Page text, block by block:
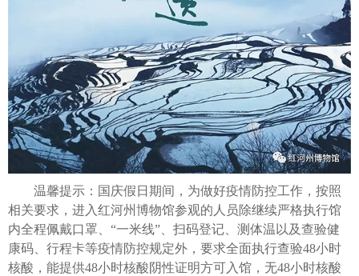
温馨提示：国庆假日期间，为做好疫情防控工作，按照
相关要求，进入红河州博物馆参观的人员除继续严格执行馆
内全程佩戴口罩、“一米线”、扫码登记、测体温以及查验健
康码、行程卡等疫情防控规定外，要求全面执行查验48小时
核酸，能提供48小时核酸阴性证明方可入馆，无48小时核酸